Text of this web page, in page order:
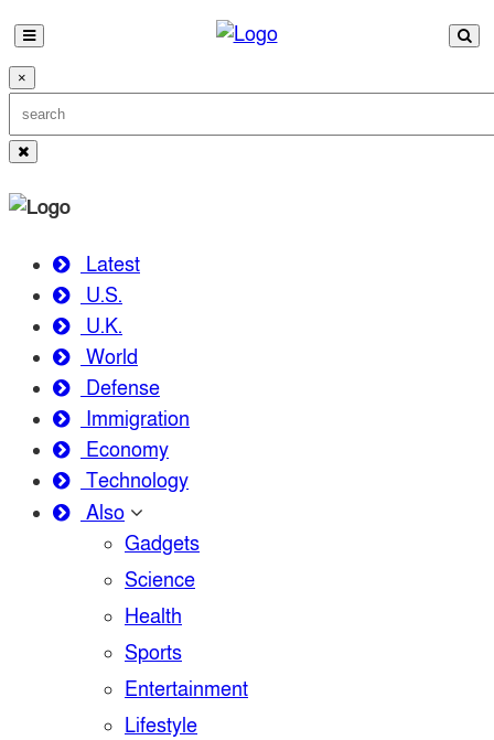
×
Latest
U.S.
U.K.
World
Defense
Immigration
Economy
Technology
Also
Gadgets
Science
Health
Sports
Entertainment
Lifestyle